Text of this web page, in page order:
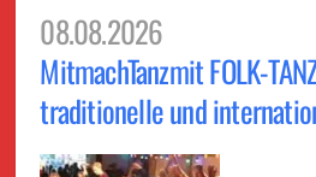
08.08.2026
MitmachTanzmit FOLK-
traditionelle und